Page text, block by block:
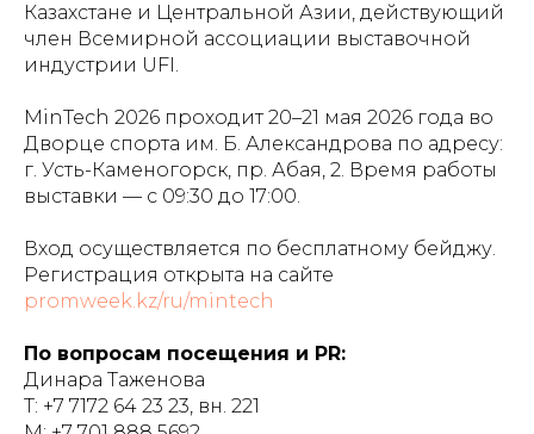
Казахстане и Центральной Азии, действующий
член Всемирной ассоциации выставочной
индустрии UFI.
MinTech 2026 проходит 20–21 мая 2026 года во
Дворце спорта им. Б. Александрова по адресу:
г. Усть-Каменогорск, пр. Абая, 2. Время работы
выставки — с 09:30 до 17:00.
Вход осуществляется по бесплатному бейджу.
Регистрация открыта на сайте
promweek.kz/ru/mintech
По вопросам посещения и PR:
Динара Таженова
Т: +7 7172 64 23 23, вн. 221